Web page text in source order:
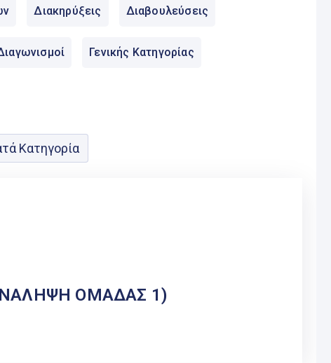
Διακηρύξεις Διαβουλεύσεις
Γενικής Κατηγορίας
Κατηγορία
ΟΜΑΔΑΣ 1)